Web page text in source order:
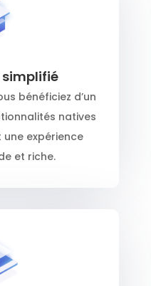
bénéficiez d’un
natives
expérience
et riche.